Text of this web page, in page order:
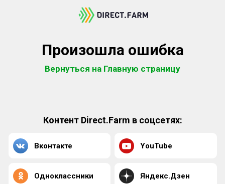
Произошла ошибка
Вернуться на Главную страницу
Контент Direct.Farm в соцсетях:
Вконтакте YouTube
Одноклассники Яндекс.Дзен